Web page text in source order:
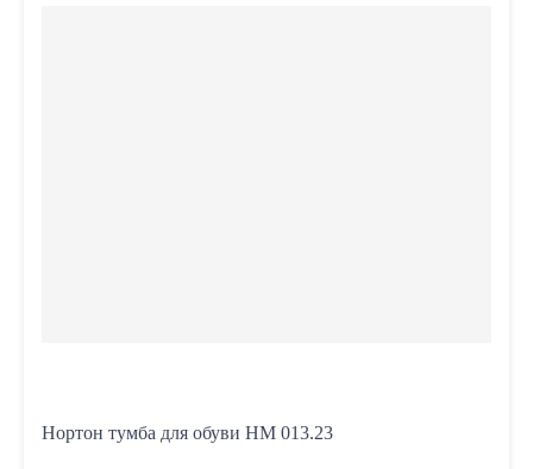
Нортон тумба для обуви HM 013.23